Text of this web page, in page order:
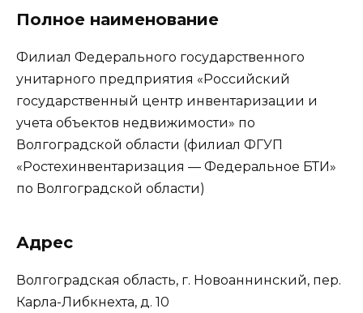
Полное наименование
Филиал Федерального государственного
унитарного предприятия «Российский
государственный центр инвентаризации и
учета объектов недвижимости» по
Волгоградской области (филиал ФГУП
«Ростехинвентаризация — Федеральное БТИ»
по Волгоградской области)
Адрес
Волгоградская область, г. Новоаннинский, пер.
Карла-Либкнехта, д. 10